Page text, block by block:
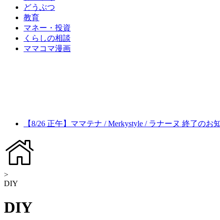
どうぶつ
教育
マネー・投資
くらしの相談
ママコマ漫画
【8/26 正午】ママテナ / Merkystyle / ラナーヌ 終了のお
>
DIY
DIY